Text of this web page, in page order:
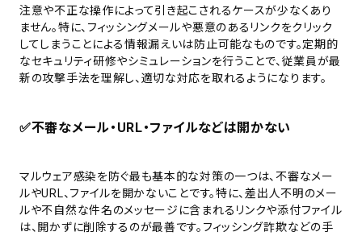
注意や不正な操作によって引き起こされるケースが少なくあり
ません。特に、フィッシングメールや悪意のあるリンクをクリック
してしまうことによる情報漏えいは防止可能なものです。定期的
なセキュリティ研修やシミュレーションを行うことで、従業員が最
新の攻撃手法を理解し、適切な対応を取れるようになります。
✅不審なメール・URL・ファイルなどは開かない
マルウェア感染を防ぐ最も基本的な対策の一つは、不審なメー
ルやURL、ファイルを開かないことです。特に、差出人不明のメー
ルや不自然な件名のメッセージに含まれるリンクや添付ファイル
は、開かずに削除するのが最善です。フィッシング詐欺などの手